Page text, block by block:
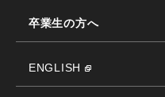
卒業生の方へ
ENGLISH